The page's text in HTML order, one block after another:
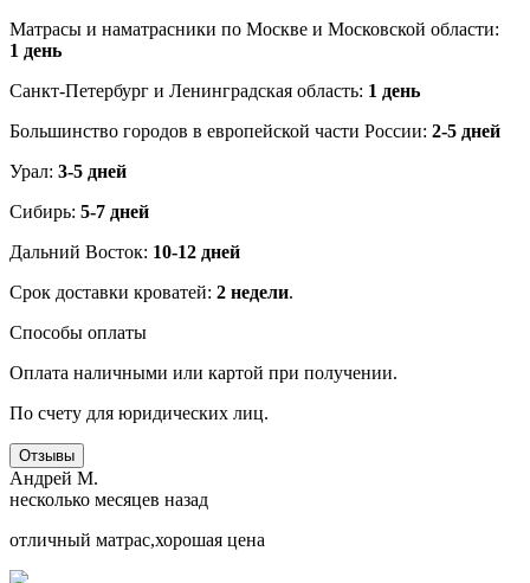
Матрасы и наматрасники по Москве и Московской области:
1 день
Санкт-Петербург и Ленинградская область: 1 день
Большинство городов в европейской части России: 2-5 дней
Урал: 3-5 дней
Сибирь: 5-7 дней
Дальний Восток: 10-12 дней
Срок доставки кроватей: 2 недели.
Способы оплаты
Оплата наличными или картой при получении.
По счету для юридических лиц.
Отзывы
Андрей М.
несколько месяцев назад
отличный матрас,хорошая цена